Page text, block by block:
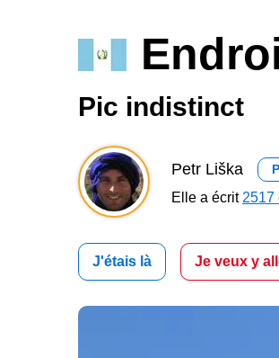
Pic indistinct
Petr Liška
Elle a écrit 2517
J'étais là Je veux y